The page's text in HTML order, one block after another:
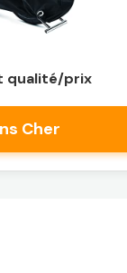
qualité/prix
Cher